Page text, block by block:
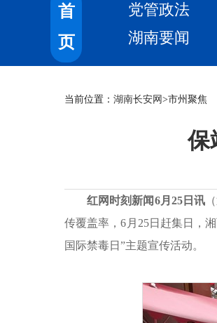
首
页
党管政法
湖南要闻
当前位置： 湖南长安网 >市州聚焦
保
红网时刻新闻6月25日讯
传覆盖率，6月25日赶集日，
国际禁毒日”主题宣传活动。